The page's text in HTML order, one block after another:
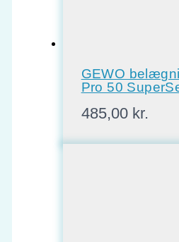
GEWO
Pro 50
485,00 kr.